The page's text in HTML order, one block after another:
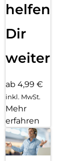
helfen
Dir
weiter
ab 4,99 €
inkl. MwSt.
Mehr
erfahren